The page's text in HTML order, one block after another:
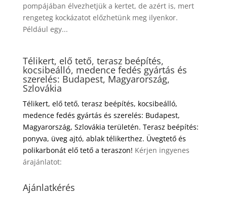
pompájában élvezhetjük a kertet, de azért is, mert
rengeteg kockázatot előzhetünk meg ilyenkor.
Például egy...
Télikert, elő tető, terasz beépítés,
kocsibeálló, medence fedés gyártás és
szerelés: Budapest, Magyarország,
Szlovákia
Télikert, elő tető, terasz beépítés, kocsibeálló,
medence fedés gyártás és szerelés: Budapest,
Magyarország, Szlovákia területén. Terasz beépítés:
ponyva, üveg ajtó, ablak télikerthez. Üvegtető és
polikarbonát elő tető a teraszon! Kérjen ingyenes
árajánlatot:
Ajánlatkérés